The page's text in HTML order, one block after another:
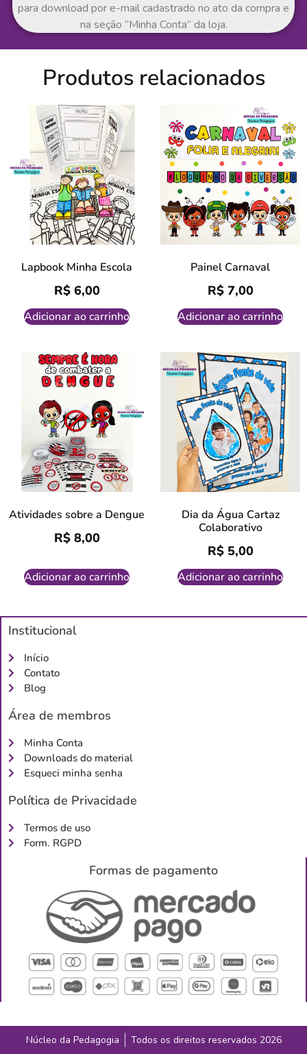
para download por e-mail cadastrado no ato da compra e
na seção “Minha Conta” da loja.
Produtos relacionados
Lapbook Minha Escola
R$6,00
Adicionar ao carrinho
Painel Carnaval
R$7,00
Adicionar ao carrinho
Atividades sobre a Dengue
R$8,00
Adicionar ao carrinho
Dia da Água Cartaz
Colaborativo
R$5,00
Adicionar ao carrinho
Institucional
Início
Contato
Blog
Área de membros
Minha Conta
Downloads do material
Esqueci minha senha
Política de Privacidade
Termos de uso
Form. RGPD
Formas de pagamento
Núcleo da Pedagogia Todos os direitos reservados 2026